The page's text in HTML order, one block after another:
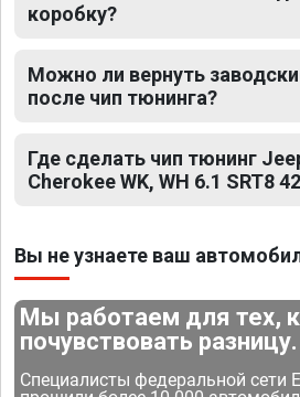
коробку?
Можно ли вернуть
после чип тюнинга?
Где сделать чип тюнинг
Cherokee WK, WH 6.1 SRT8
Вы не узнаете ваш
Мы работаем для тех,
почувствовать разницу.
Специалисты федеральной сети